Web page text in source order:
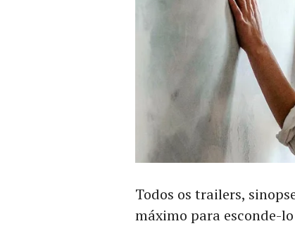
Todos os trailers,
máximo para esconde-